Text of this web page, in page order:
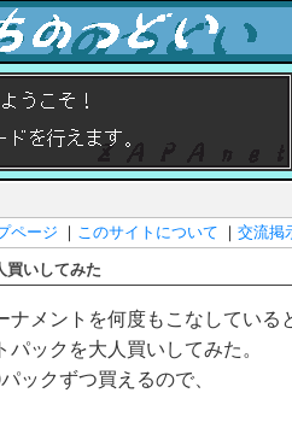
ページ
｜ このサイトについて ｜ 交流掲
買いしてみた
ナメントを何度もこなしている
パックを大人買いしてみた。
ックずつ買えるので、